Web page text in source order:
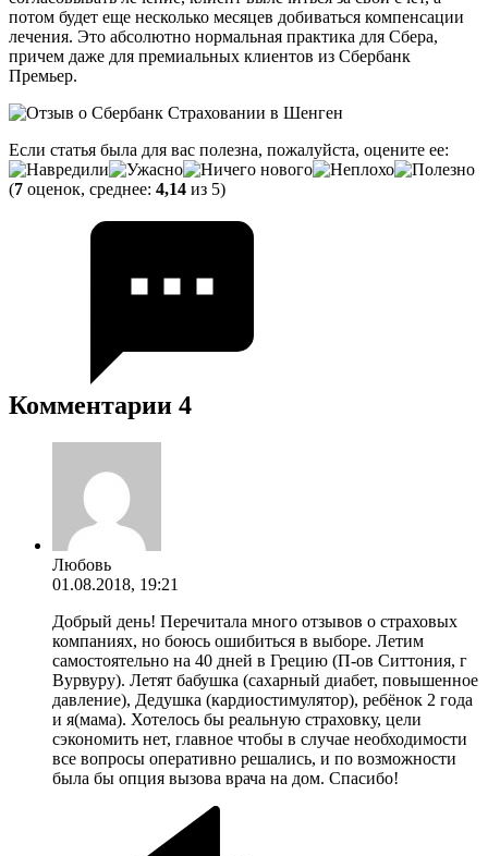
потом будет еще несколько месяцев добиваться компенсации
лечения. Это абсолютно нормальная практика для Сбера,
причем даже для премиальных клиентов из Сбербанк
Премьер.
Если статья была для вас полезна, пожалуйста, оцените ее:
(7 оценок, среднее: 4,14 из 5)
Комментарии 4
Любовь
01.08.2018, 19:21
Добрый день! Перечитала много отзывов о страховых
компаниях, но боюсь ошибиться в выборе. Летим
самостоятельно на 40 дней в Грецию (П-ов Ситтония, г
Вурвуру). Летят бабушка (сахарный диабет, повышенное
давление), Дедушка (кардиостимулятор), ребёнок 2 года
и я(мама). Хотелось бы реальную страховку, цели
сэкономить нет, главное чтобы в случае необходимости
все вопросы оперативно решались, и по возможности
была бы опция вызова врача на дом. Спасибо!